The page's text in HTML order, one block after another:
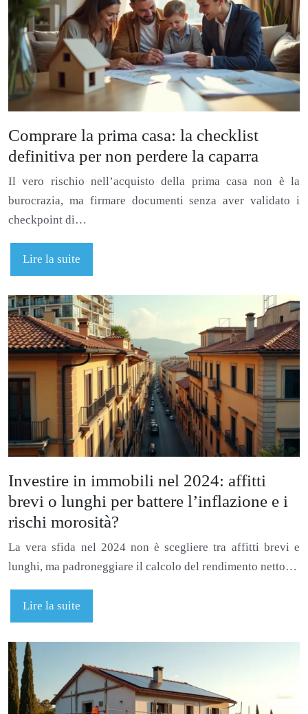
Comprare la prima casa: la checklist
definitiva per non perdere la caparra
Il vero rischio nell’acquisto della prima casa non è la
burocrazia, ma firmare documenti senza aver validato i
checkpoint di…
Lire la suite
Investire in immobili nel 2024: affitti
brevi o lunghi per battere l’inflazione e i
rischi morosità?
La vera sfida nel 2024 non è scegliere tra affitti brevi e
lunghi, ma padroneggiare il calcolo del rendimento netto…
Lire la suite